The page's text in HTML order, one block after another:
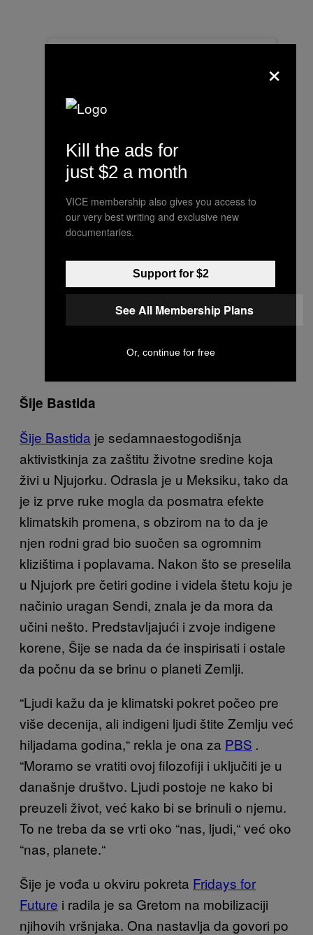
View this post on Instagram
A post shared by Xiye Bastida (@xiyebeara)
Šije Bastida
Šije Bastida je sedamnaestogodišnja
aktivistkinja za zaštitu životne sredine koja
živi u Njujorku. Odrasla je u Meksiku, tako da
je iz prve ruke mogla da posmatra efekte
klimatskih promena, s obzirom na to da je
njen rodni grad bio suočen sa ogromnim
klizištima i poplavama. Nakon što se preselila
u Njujork pre četiri godine i videla štetu koju je
načinio uragan Sendi, znala je da mora da
učini nešto. Predstavljajući i zvoje indigene
korene, Šije se nada da će inspirisati i ostale
da počnu da se brinu o planeti Zemlji.
“Ljudi kažu da je klimatski pokret počeo pre
više decenija, ali indigeni ljudi štite Zemlju već
hiljadama godina,“ rekla je ona za PBS .
“Moramo se vratiti ovoj filozofiji i uključiti je u
današnje društvo. Ljudi postoje ne kako bi
preuzeli život, već kako bi se brinuli o njemu.
To ne treba da se vrti oko “nas, ljudi,“ već oko
“nas, planete.“
Šije je vođa u okviru pokreta Fridays for
Future i radila je sa Gretom na mobilizaciji
njihovih vršnjaka. Ona nastavlja da govori po
×
Kill the ads for
just $2 a month
VICE membership also gives you access to
our very best writing and exclusive new
documentaries.
Support for $2
See All Membership Plans
Or, continue for free